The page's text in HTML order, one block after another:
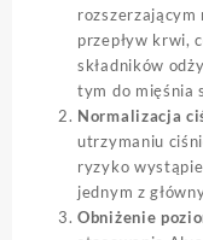
przepływ krwi,
składników
tym do mięśnia
Normalizacja
utrzymaniu
ryzyko
jednym z
Obniżenie